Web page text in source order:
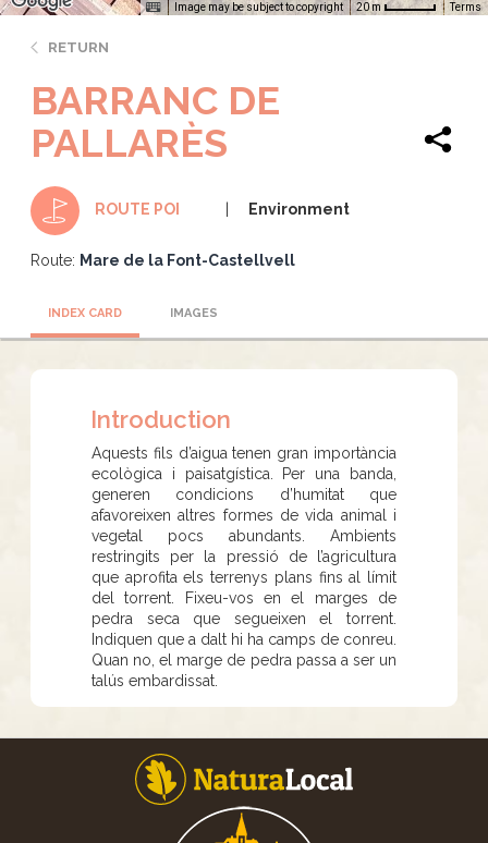
Image may be subject to copyright 20 m Terms
RETURN
BARRANC DE
PALLARÈS
ROUTE POI Environment
Route: Mare de la Font-Castellvell
INDEX CARD IMAGES
Introduction
Aquests fils d’aigua tenen gran importància
ecològica i paisatgística. Per una banda,
generen condicions d’humitat que
afavoreixen altres formes de vida animal i
vegetal pocs abundants. Ambients
restringits per la pressió de l’agricultura
que aprofita els terrenys plans fins al límit
del torrent. Fixeu-vos en el marges de
pedra seca que segueixen el torrent.
Indiquen que a dalt hi ha camps de conreu.
Quan no, el marge de pedra passa a ser un
talús embardissat.